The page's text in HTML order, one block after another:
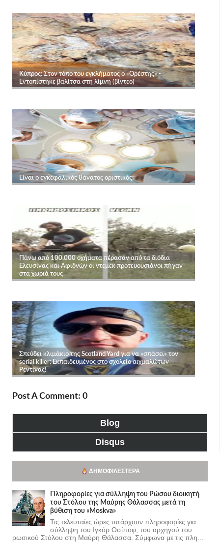
Post A Comment: 0
Blog
Disqus
ΔΗΜΟΦΙΛΈΣΤΕΡΑ
Πληροφορίες για σύλληψη του Ρώσου διοικητή
του Στόλου της Mαύρης Θάλασσας μετά τη
βύθιση του «Moskva»
Τις τελευταίες ώρες υπάρχουν πληροφορίες για
σύλληψη του Ιγκόρ Οσίποφ, του αρχηγού του
ρωσικού Στόλου στη Μαύρη Θάλασσα. Σύμφωνα με τις πλη...